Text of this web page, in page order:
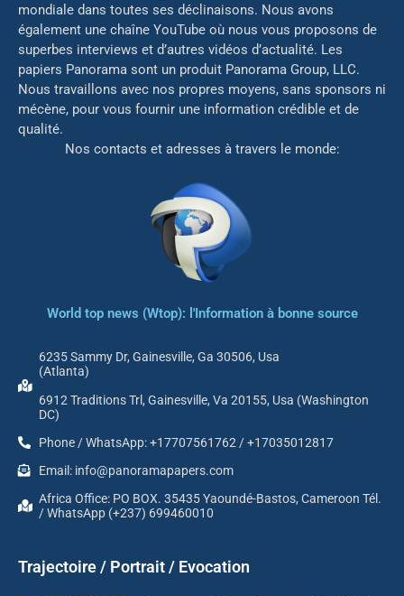
mondiale dans toutes ses déclinaisons. Nous avons
également une chaîne YouTube où nous vous proposons de
superbes interviews et d’autres vidéos d’actualité. Les
papiers Panorama sont un produit Panorama Group, LLC.
Nous travaillons avec nos propres moyens, sans sponsors ni
mécène, pour vous fournir une information crédible et de
qualité.
Nos contacts et adresses à travers le monde:
World top news (Wtop): l'Information à bonne source
6235 Sammy Dr, Gainesville, Ga 30506, Usa
(Atlanta)
6912 Traditions Trl, Gainesville, Va 20155, Usa (Washington
DC)
Phone / WhatsApp: +17707561762 / +17035012817
Email: info@panoramapapers.com
Africa Office: PO BOX. 35435 Yaoundé-Bastos, Cameroon Tél.
/ WhatsApp (+237) 699460010
Trajectoire / Portrait / Evocation